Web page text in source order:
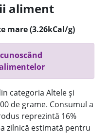
aliment
mare (3.26kCal/g)
categoria Altele și
de grame. Consumul a
reprezintă 16%
zilnică estimată pentru